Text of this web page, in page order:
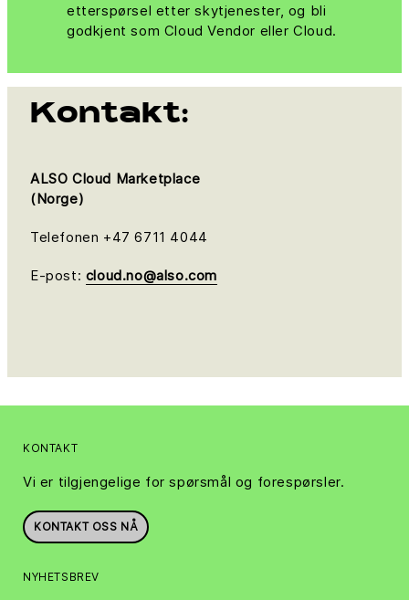
etterspørsel etter skytjenester, og bli
godkjent som Cloud Vendor eller Cloud.
Kontakt:
ALSO Cloud Marketplace
(Norge)
Telefonen +47 6711 4044
E-post: cloud.no@also.com
KONTAKT
Vi er tilgjengelige for spørsmål og forespørsler.
KONTAKT OSS NÅ
NYHETSBREV